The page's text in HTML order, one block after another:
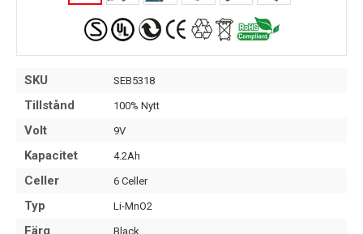
SKU SEB5318
Tillstånd 100% Nytt
Volt 9V
Kapacitet 4.2Ah
Celler 6 Celler
Typ Li-MnO2
Färg Black